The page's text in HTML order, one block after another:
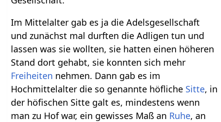
Im Mittelalter gab es ja die Adelsgesellschaft
und zunächst mal durften die Adligen tun und
lassen was sie wollten, sie hatten einen höheren
Stand dort gehabt, sie konnten sich mehr
Freiheiten nehmen. Dann gab es im
Hochmittelalter die so genannte höfliche Sitte, in
der höfischen Sitte galt es, mindestens wenn
man zu Hof war, ein gewisses Maß an Ruhe, an